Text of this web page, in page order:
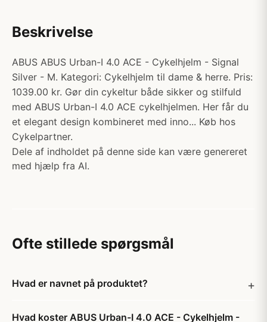
Beskrivelse
ABUS ABUS Urban-I 4.0 ACE - Cykelhjelm - Signal
Silver - M. Kategori: Cykelhjelm til dame & herre. Pris:
1039.00 kr. Gør din cykeltur både sikker og stilfuld
med ABUS Urban-I 4.0 ACE cykelhjelmen. Her får du
et elegant design kombineret med inno... Køb hos
Cykelpartner.
Dele af indholdet på denne side kan være genereret
med hjælp fra AI.
Ofte stillede spørgsmål
Hvad er navnet på produktet?
Hvad koster ABUS Urban-I 4.0 ACE - Cykelhjelm -